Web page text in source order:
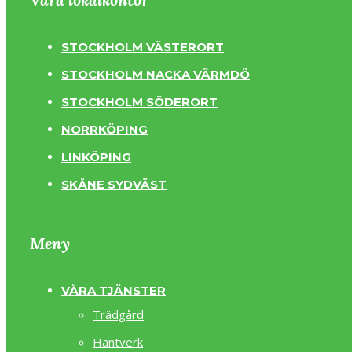
STOCKHOLM VÄSTERORT
STOCKHOLM NACKA VÄRMDÖ
STOCKHOLM SÖDERORT
NORRKÖPING
LINKÖPING
SKÅNE SYDVÄST
Meny
VÅRA TJÄNSTER
Trädgård
Hantverk